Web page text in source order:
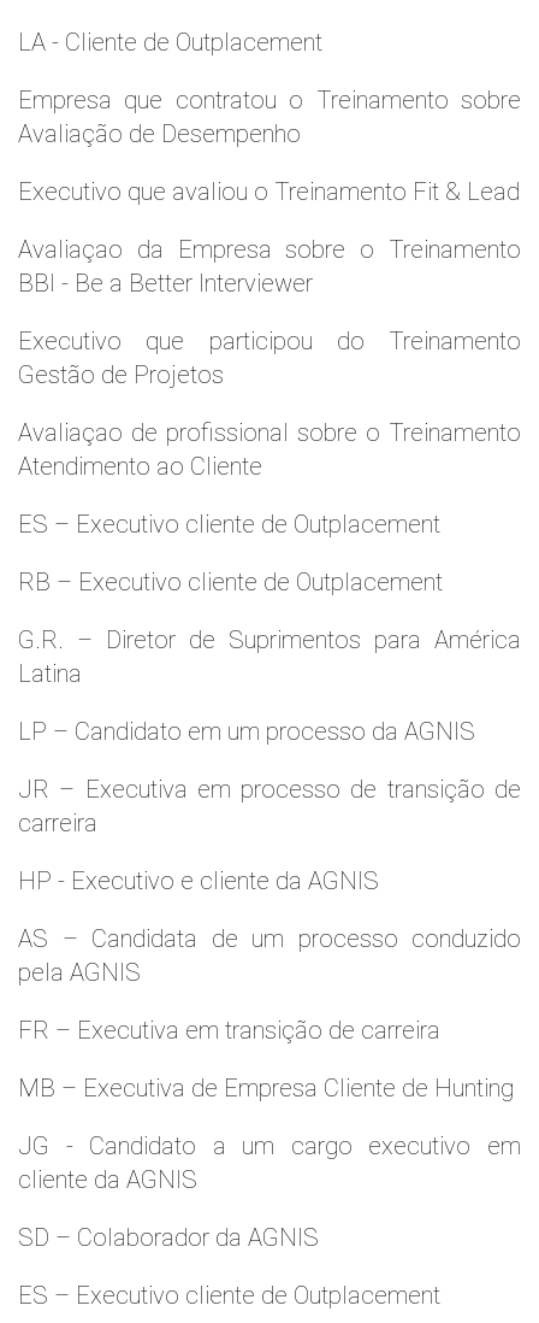
LA - Cliente de Outplacement
Empresa que contratou o Treinamento sobre
Avaliação de Desempenho
Executivo que avaliou o Treinamento Fit & Lead
Avaliaçao da Empresa sobre o Treinamento
BBI - Be a Better Interviewer
Executivo que participou do Treinamento
Gestão de Projetos
Avaliaçao de profissional sobre o Treinamento
Atendimento ao Cliente
ES – Executivo cliente de Outplacement
RB – Executivo cliente de Outplacement
G.R. – Diretor de Suprimentos para América
Latina
LP – Candidato em um processo da AGNIS
JR – Executiva em processo de transição de
carreira
HP - Executivo e cliente da AGNIS
AS – Candidata de um processo conduzido
pela AGNIS
FR – Executiva em transição de carreira
MB – Executiva de Empresa Cliente de Hunting
JG - Candidato a um cargo executivo em
cliente da AGNIS
SD – Colaborador da AGNIS
ES – Executivo cliente de Outplacement